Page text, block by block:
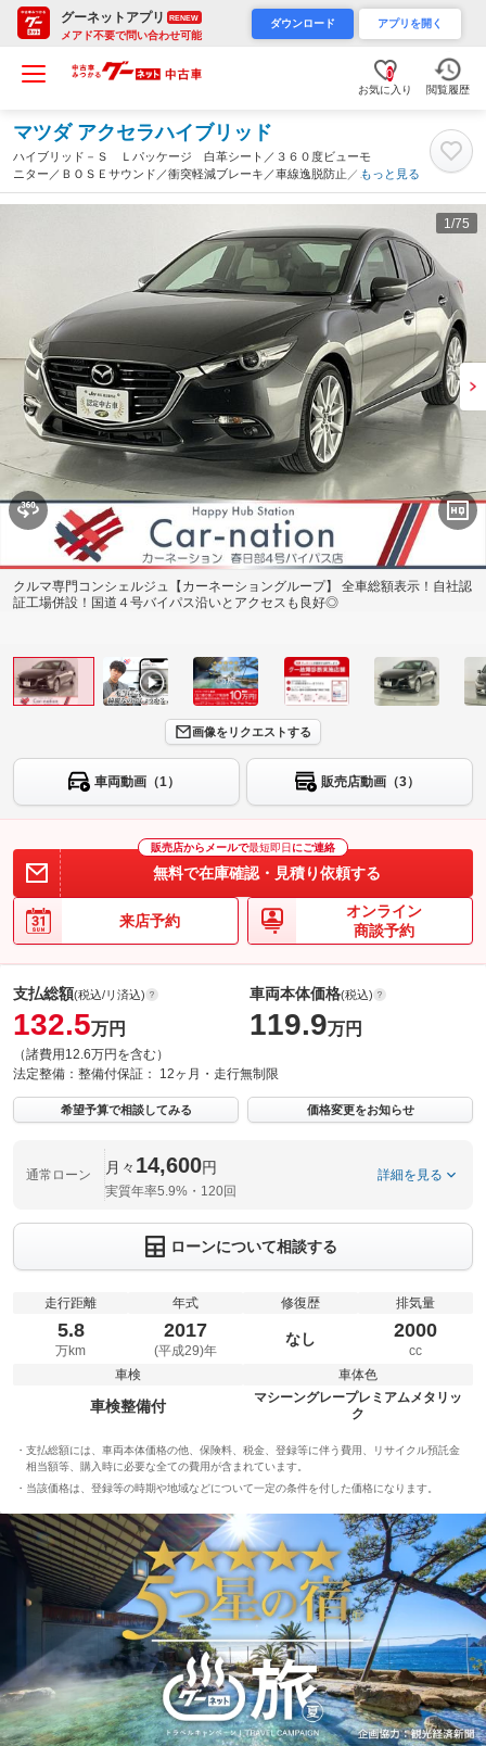
グーネットアプリ RENEW
メアド不要で問い合わせ可能
ダウンロード アプリを開く
0
お気に入り 閲覧履歴
マツダ アクセラハイブリッド
ハイブリッド－Ｓ Ｌパッケージ 白革シート／３６０度ビューモ
ニター／ＢＯＳＥサウンド／衝突軽減ブレーキ／車線逸脱防止／後
側方検知／誤発進抑制／クルーズコントロール／アダプティブＬＥ
Ｄライト／ソナー／シートヒーター／Ｐシート／ＥＴＣ（埼玉県）
もっと見る
1 /75
クルマ専門コンシェルジュ【カーネーショングループ】 全車総額表示！自社認
証工場併設！国道４号バイパス沿いとアクセスも良好◎
画像をリクエストする
車両動画（1） 販売店動画（3）
販売店からメールで最短即日 にご連絡
無料で在庫確認・見積り依頼する
来店予約
オンライン
商談予約
支払総額(税込/リ済込)
132.5万円
（諸費用12.6万円を含む）
車両本体価格(税込)
119.9万円
法定整備： 整備付保証： 12ヶ月・走行無制限
希望予算で相談してみる 価格変更をお知らせ
通常ローン 月々 14,600円
実質年率5.9%・120回
詳細を見る
ローンについて相談する
走行距離
5.8
万km
年式
2017
(平成29)年
修復歴
なし
排気量
2000
cc
車検
車検整備付
車体色
マシーングレープレミアムメタリッ
ク
支払総額には、車両本体価格の他、保険料、税金、登録等に伴う費用、リサイクル預託金
相当額等、購入時に必要な全ての費用が含まれています。
当該価格は、登録等の時期や地域などについて一定の条件を付した価格になります。